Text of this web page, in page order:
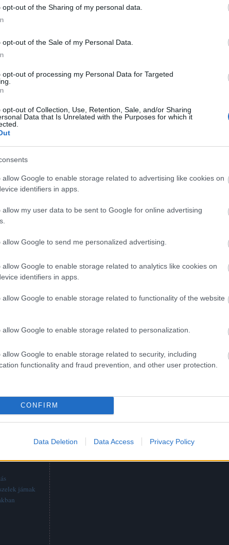
opt-out of the Sharing of my personal data.
opt-out of the Sale of my Personal Data.
opt-out of processing my Personal Data for Targeted
opt-out of Collection, Use, Retention, Sale, and/or Sharing
Data that Is Unrelated with the Purposes for which it
allow Google to enable storage related to advertising like cookies on
identifiers in apps.
allow my user data to be sent to Google for online advertising
allow Google to send me personalized advertising.
allow Google to enable storage related to analytics like cookies on
identifiers in apps.
allow Google to enable storage related to functionality of the website
allow Google to enable storage related to personalization.
allow Google to enable storage related to security, including
functionality and fraud prevention, and other user protection.
CONFIRM
Data Deletion Data Access Privacy Policy
járnak